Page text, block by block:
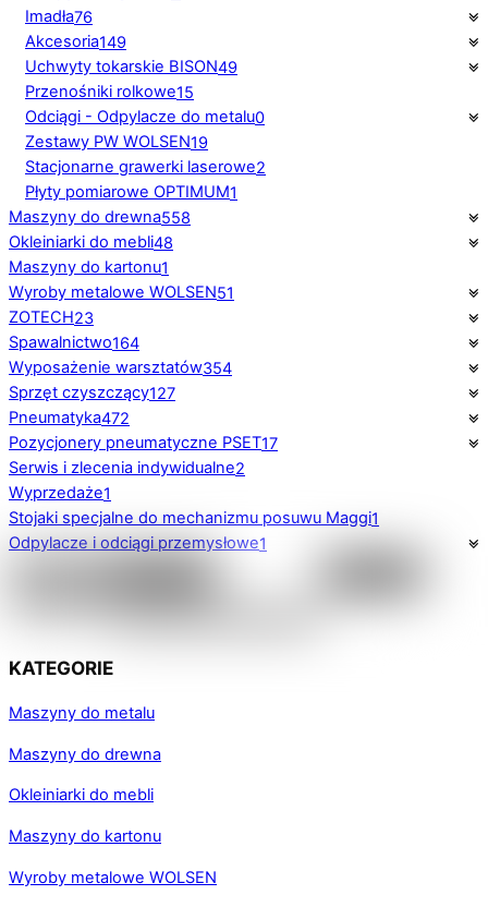
Imadła76
Akcesoria149
Uchwyty tokarskie BISON49
Przenośniki rolkowe15
Odciągi - Odpylacze do metalu0
Zestawy PW WOLSEN19
Stacjonarne grawerki laserowe2
Płyty pomiarowe OPTIMUM1
Maszyny do drewna558
Okleiniarki do mebli48
Maszyny do kartonu1
Wyroby metalowe WOLSEN51
ZOTECH23
Spawalnictwo164
Wyposażenie warsztatów354
Sprzęt czyszczący127
Pneumatyka472
Pozycjonery pneumatyczne PSET17
Serwis i zlecenia indywidualne2
Wyprzedaże1
Stojaki specjalne do mechanizmu posuwu Maggi1
Odpylacze i odciągi przemysłowe1
KATEGORIE
Maszyny do metalu
Maszyny do drewna
Okleiniarki do mebli
Maszyny do kartonu
Wyroby metalowe WOLSEN